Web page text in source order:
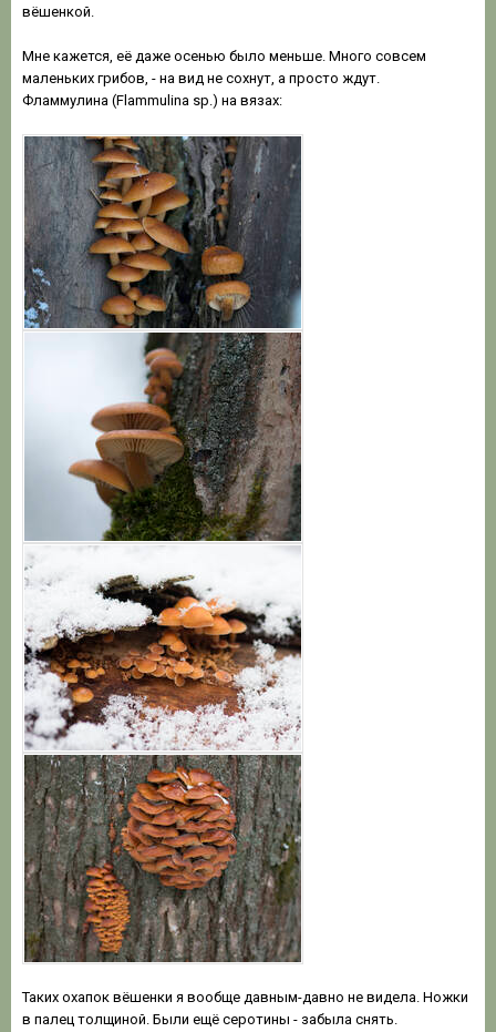
вёшенкой.
Мне кажется, её даже осенью было меньше. Много совсем
маленьких грибов, - на вид не сохнут, а просто ждут.
Фламмулина (Flammulina sp.) на вязах:
Таких охапок вёшенки я вообще давным-давно не видела. Ножки
в палец толщиной. Были ещё серотины - забыла снять.